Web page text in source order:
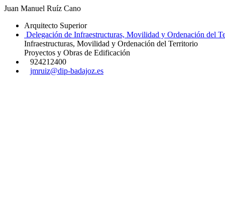
Juan Manuel Ruíz Cano
Arquitecto Superior
Delegación de Infraestructuras, Movilidad y Ordenación del
Infraestructuras, Movilidad y Ordenación del Territorio
Proyectos y Obras de Edificación
924212400
jmruiz@dip-badajoz.es